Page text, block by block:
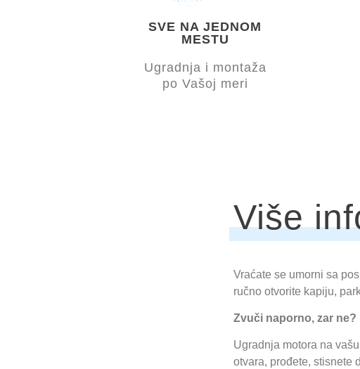
SVE NA JEDNOM
MESTU
Ugradnja i montaža
po Vašoj meri
Više
Vraćate se umorni sa
ručno otvorite kapiju,
Zvuči naporno, zar ne?
Ugradnja motora na
otvara, prođete, stisnete